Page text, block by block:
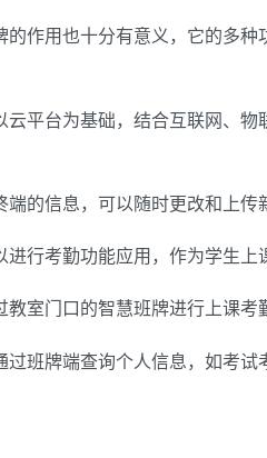
的作用也十分有意义，它的多种
云平台为基础，结合互联网、
端的信息，可以随时更改和上传
进行考勤功能应用，作为学生上
教室门口的智慧班牌进行上课考
过班牌端查询个人信息，如考